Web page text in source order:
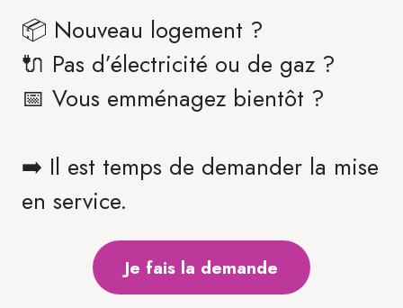
📦 Nouveau logement ?
🔌 Pas d’électricité ou de gaz ?
📅 Vous emménagez bientôt ?
➡️ Il est temps de demander la mise
en service.
Je fais la demande